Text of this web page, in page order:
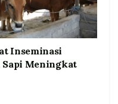
Inseminasi
Sapi Meningkat